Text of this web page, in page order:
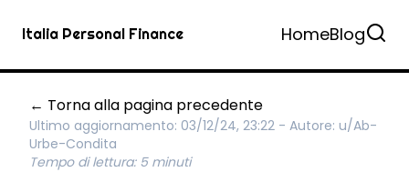
Italia Personal Finance HomeBlog
← Torna alla pagina precedente
Ultimo aggiornamento: 03/12/24, 23:22 - Autore: u/Ab-
Urbe-Condita
Tempo di lettura: 5 minuti